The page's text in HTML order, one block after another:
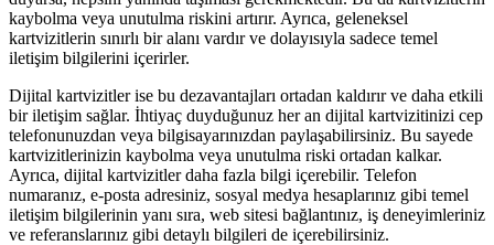
kaybolma veya unutulma riskini artırır. Ayrıca, geleneksel
kartvizitlerin sınırlı bir alanı vardır ve dolayısıyla sadece temel
iletişim bilgilerini içerirler.
Dijital kartvizitler ise bu dezavantajları ortadan kaldırır ve daha etkili
bir iletişim sağlar. İhtiyaç duyduğunuz her an dijital kartvizitinizi cep
telefonunuzdan veya bilgisayarınızdan paylaşabilirsiniz. Bu sayede
kartvizitlerinizin kaybolma veya unutulma riski ortadan kalkar.
Ayrıca, dijital kartvizitler daha fazla bilgi içerebilir. Telefon
numaranız, e-posta adresiniz, sosyal medya hesaplarınız gibi temel
iletişim bilgilerinin yanı sıra, web sitesi bağlantınız, iş deneyimleriniz
ve referanslarınız gibi detaylı bilgileri de içerebilirsiniz.